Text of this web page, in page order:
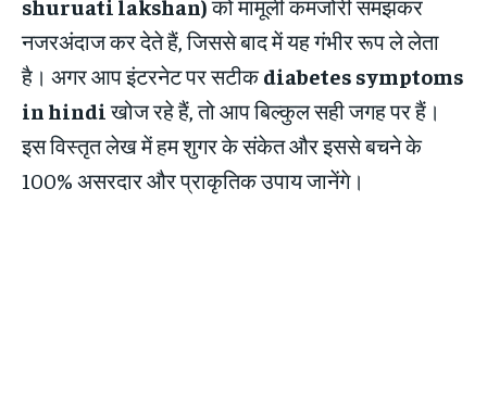
shuruati lakshan)को मामूली कमजोरी समझकर
नजरअंदाज कर देते हैं, जिससे बाद में यह गंभीर रूप ले लेता
है। अगर आप इंटरनेट पर सटीकdiabetes symptoms
in hindiखोज रहे हैं, तो आप बिल्कुल सही जगह पर हैं।
इस विस्तृत लेख में हम शुगर के संकेत और इससे बचने के
100% असरदार और प्राकृतिक उपाय जानेंगे।